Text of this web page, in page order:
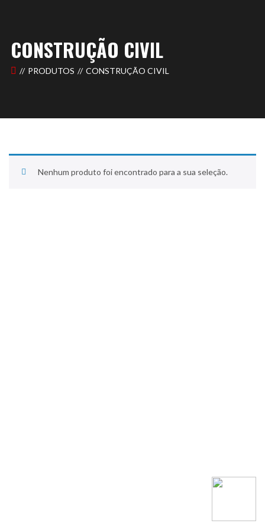
CONSTRUÇÃO CIVIL
PRODUTOS CONSTRUÇÃO CIVIL
Nenhum produto foi encontrado para a sua seleção.